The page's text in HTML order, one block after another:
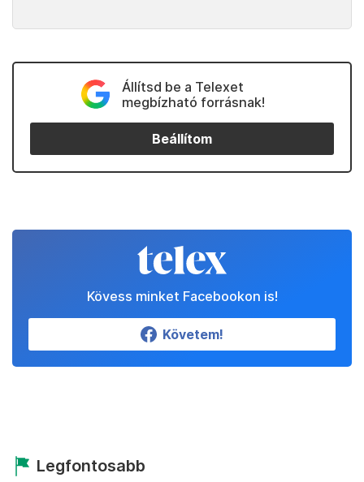
Állítsd be a Telexet
megbízható forrásnak!
Beállítom
Kövess minket Facebookon is!
Követem!
Legfontosabb